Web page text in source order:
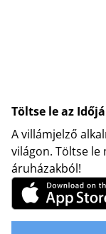
Töltse le az
A villámjelző
világon. Töltse
áruházakból!